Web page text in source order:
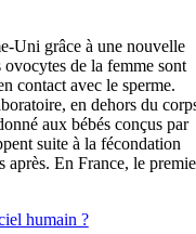
Uni grâce à une nouvelle
de la femme sont
contact avec le sperme.
en dehors du
aux bébés conçus par
suite à la fécondation
après. En France, le
humain ?